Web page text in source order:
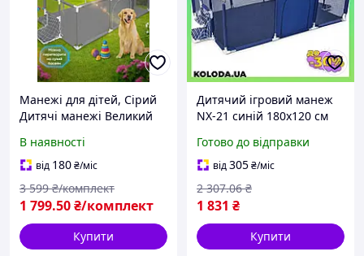
Манежі для дітей, Сірий
Дитячі манежі Великий
дитячий ігровий манеж
Ігровий манеж (дитячий
манеж)
В наявності
від 180₴/міс
1 799.50₴/комплект
3 599 ₴/комплект
Купити
Дитячий ігровий манеж
NX-21 синій 180х120 см
безпечних ігор
Готово до відправки
від305₴/міс
1 831 ₴
2 307.06 ₴
Купити